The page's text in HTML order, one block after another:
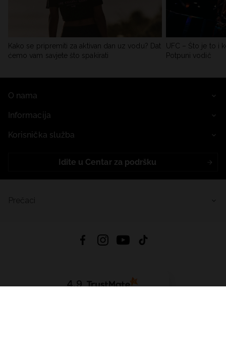
Kako se pripremiti za aktivan dan uz vodu? Dat
ćemo vam savjete što spakirati
UFC – Što je to i
Potpuni vodič
O nama
Informacija
Korisnička služba
Idite u Centar za podršku
4.9